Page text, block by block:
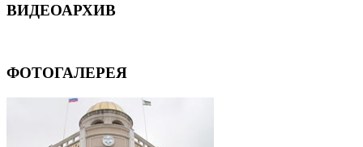
ВИДЕОАРХИВ
ФОТОГАЛЕРЕЯ